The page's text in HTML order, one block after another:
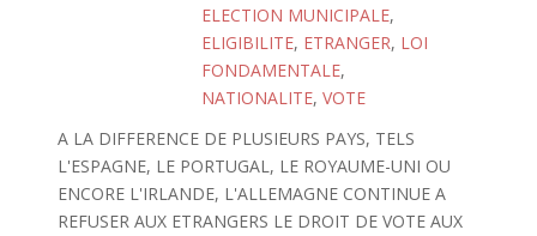
ELECTION MUNICIPALE,
ELIGIBILITE, ETRANGER, LOI
FONDAMENTALE,
NATIONALITE, VOTE
A LA DIFFERENCE DE PLUSIEURS PAYS, TELS
L'ESPAGNE, LE PORTUGAL, LE ROYAUME-UNI OU
ENCORE L'IRLANDE, L'ALLEMAGNE CONTINUE A
REFUSER AUX ETRANGERS LE DROIT DE VOTE AUX